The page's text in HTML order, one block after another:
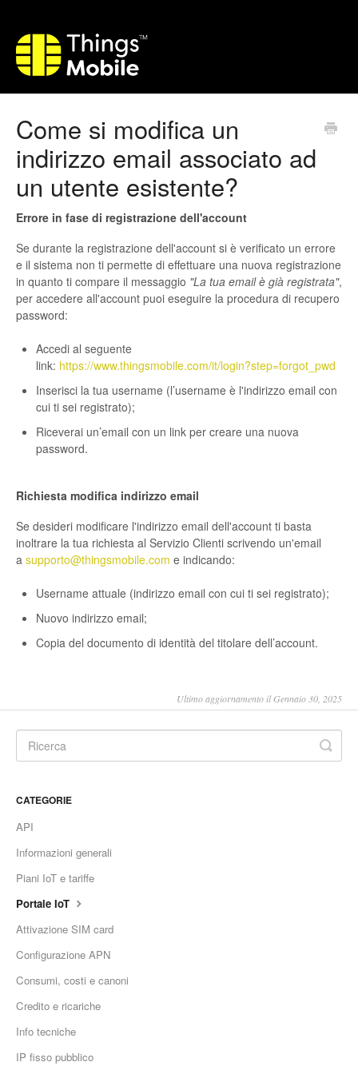
Come si modifica un
indirizzo email associato ad
un utente esistente?
Errore in fase di registrazione dell'account
Se durante la registrazione dell'account si è verificato un errore
e il sistema non ti permette di effettuare una nuova registrazione
in quanto ti compare il messaggio "La tua email è già registrata",
per accedere all'account puoi eseguire la procedura di recupero
password:
Accedi al seguente
link: https://www.thingsmobile.com/it/login?step=forgot_pwd
Inserisci la tua username (l’username è l'indirizzo email con
cui ti sei registrato);
Riceverai un’email con un link per creare una nuova
password.
Richiesta modifica indirizzo email
Se desideri modificare l'indirizzo email dell'account ti basta
inoltrare la tua richiesta al Servizio Clienti scrivendo un'email
a supporto@thingsmobile.com e indicando:
Username attuale (indirizzo email con cui ti sei registrato);
Nuovo indirizzo email;
Copia del documento di identità del titolare dell’account.
Ultimo aggiornamento il Gennaio 30, 2025
CATEGORIE
API
Informazioni generali
Piani IoT e tariffe
Portale IoT
Attivazione SIM card
Configurazione APN
Consumi, costi e canoni
Credito e ricariche
Info tecniche
IP fisso pubblico